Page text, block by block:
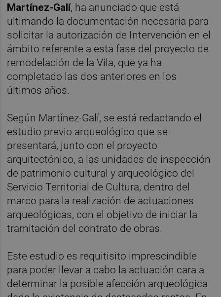
Martínez-Galí, ha anunciado que está
ultimando la documentación necesaria para
solicitar la autorización de Intervención en el
ámbito referente a esta fase del proyecto de
remodelación de la Vila, que ya ha
completado las dos anteriores en los
últimos años.
Según Martínez-Galí, se está redactando el
estudio previo arqueológico que se
presentará, junto con el proyecto
arquitectónico, a las unidades de inspección
de patrimonio cultural y arqueológico del
Servicio Territorial de Cultura, dentro del
marco para la realización de actuaciones
arqueológicas, con el objetivo de iniciar la
tramitación del contrato de obras.
Este estudio es requitisito imprescindible
para poder llevar a cabo la actuación cara a
determinar la posible afección arqueológica